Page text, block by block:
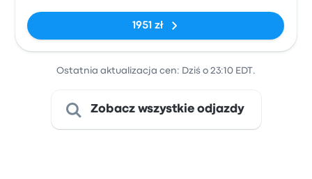
1951 zł
Ostatnia aktualizacja cen: Dziś o 23:10 EDT.
Zobacz wszystkie odjazdy